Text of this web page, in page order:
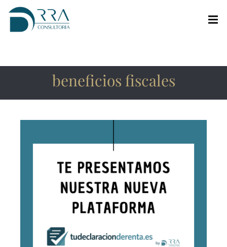
beneficios fiscales